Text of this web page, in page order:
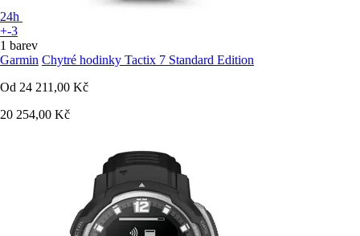
24h
+-3
1 barev
Garmin Chytré hodinky Tactix 7 Standard Edition
Od 24 211,00 Kč
20 254,00 Kč